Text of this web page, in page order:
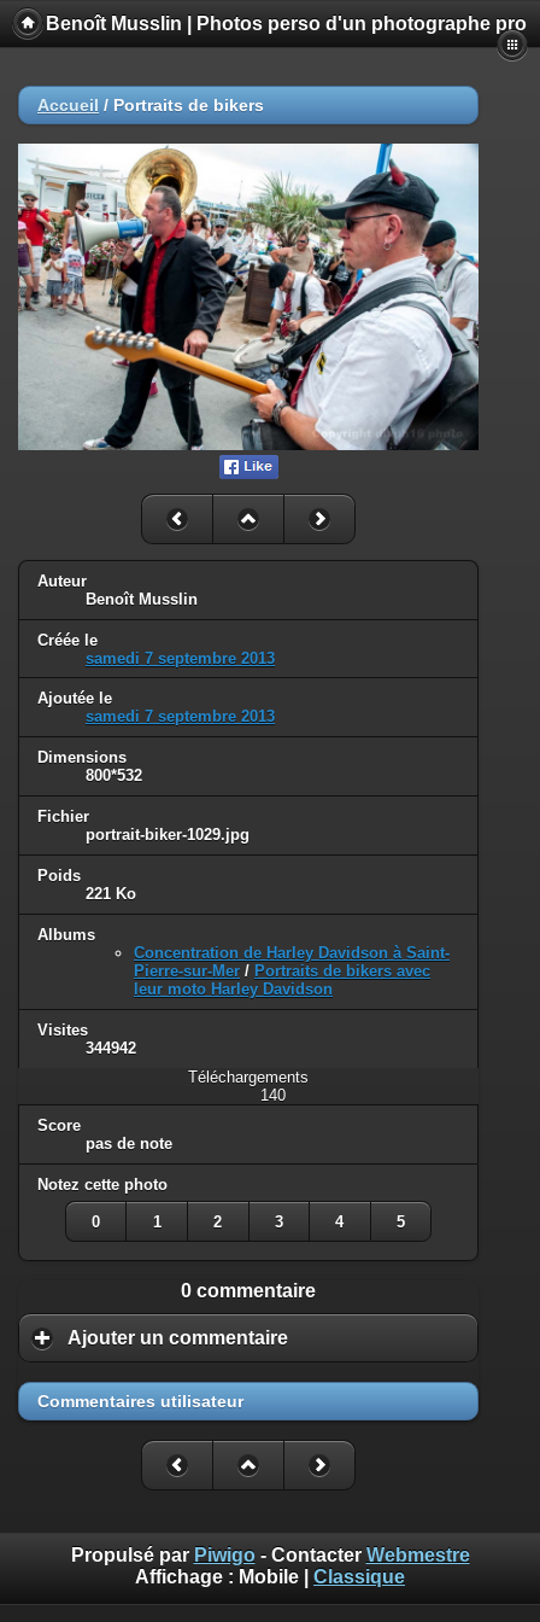
Benoît Musslin | Photos perso d'un photographe pro
Accueil / Portraits de bikers
Auteur
Benoît Musslin
Créée le
samedi 7 septembre 2013
Ajoutée le
samedi 7 septembre 2013
Dimensions
800*532
Fichier
portrait-biker-1029.jpg
Poids
221 Ko
Albums
Concentration de Harley Davidson à Saint-
Pierre-sur-Mer / Portraits de bikers avec
leur moto Harley Davidson
Visites
344942
Téléchargements
140
Score
pas de note
Notez cette photo
0 1 2 3 4 5
0 commentaire
Ajouter un commentaire
Commentaires utilisateur
Propulsé par Piwigo- Contacter Webmestre
Affichage : Mobile
Classique